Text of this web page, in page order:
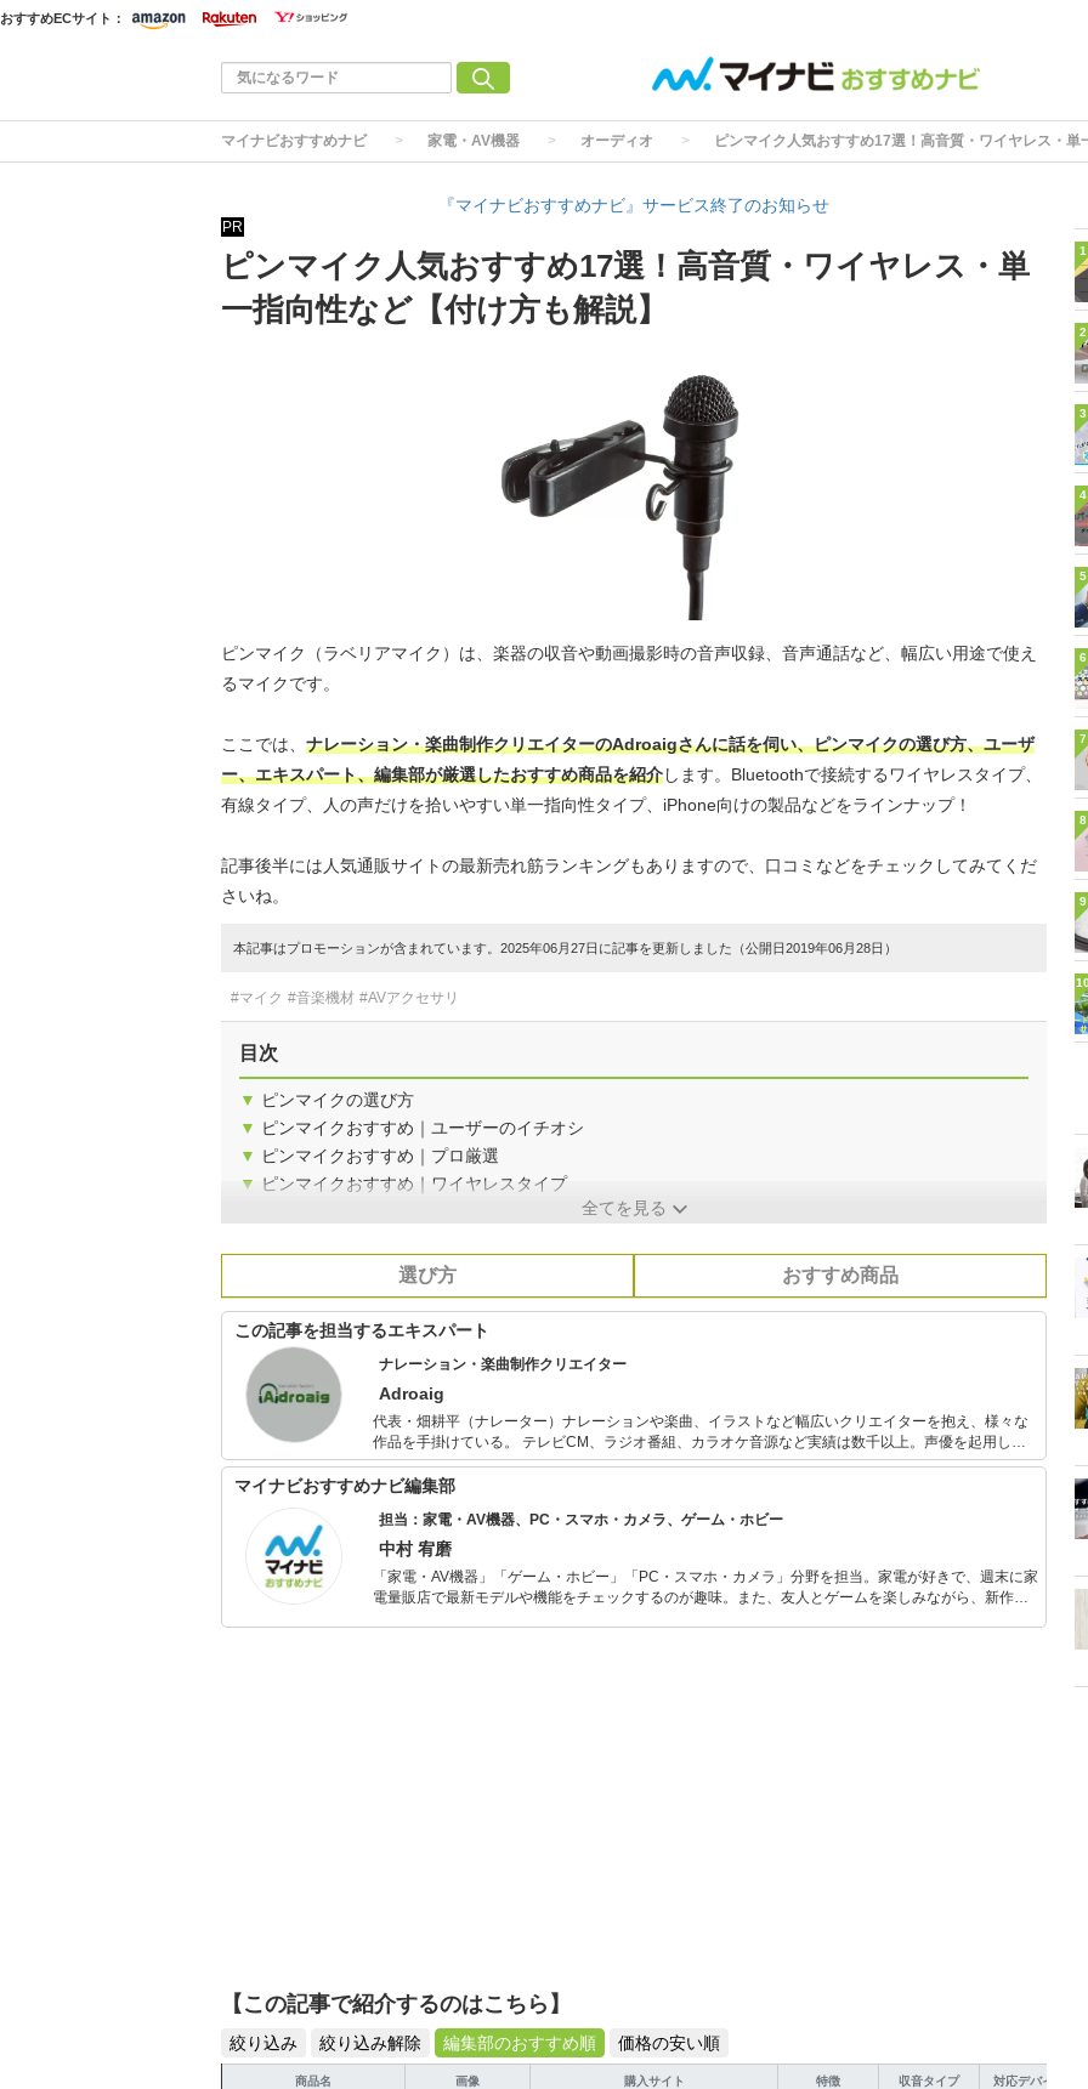
おすすめECサイト：
マイナビおすすめナビ 家電・AV機器 オーディオ ピンマイク人気おすすめ17選！高音質・ワイヤレス・単
『マイナビおすすめナビ』サービス終了のお知らせ
PR
ピンマイク人気おすすめ17選！高音質・ワイヤレス・単
一指向性など【付け方も解説】
ピンマイク（ラベリアマイク）は、楽器の収音や動画撮影時の音声収録、音声通話など、幅広い用途で使え
るマイクです。
ここでは、 ナレーション・楽曲制作クリエイターのAdroaigさんに話を伺い、ピンマイクの選び方、ユーザ
ー、エキスパート、編集部が厳選したおすすめ商品を紹介します。Bluetoothで接続するワイヤレスタイプ、
有線タイプ、人の声だけを拾いやすい単一指向性タイプ、iPhone向けの製品などをラインナップ！
記事後半には人気通販サイトの最新売れ筋ランキングもありますので、口コミなどをチェックしてみてくだ
さいね。
本記事はプロモーションが含まれています。2025年06月27日に記事を更新しました（公開日2019年06月28日）
#マイク #音楽機材 #AVアクセサリ
目次
▼ ピンマイクの選び方
▼ ピンマイクおすすめ｜ユーザーのイチオシ
▼ ピンマイクおすすめ｜プロ厳選
▼ ピンマイクおすすめ｜ワイヤレスタイプ
全てを見る
選び方 おすすめ商品
この記事を担当するエキスパート
ナレーション・楽曲制作クリエイター
Adroaig
代表・畑耕平（ナレーター）ナレーションや楽曲、イラストなど幅広いクリエイターを抱え、様々な
作品を手掛けている。 テレビCM、ラジオ番組、カラオケ音源など実績は数千以上。声優を起用した
ボイスドラマ制作も多数実績あり。 ナレーターやギター、ボーカル講師も多数在籍。旅行会社HISの
CMやBMWディーラーのCMなど、大手企業の案件も多数。
マイナビおすすめナビ編集部
担当：家電・AV機器、PC・スマホ・カメラ、ゲーム・ホビー
中村 宥磨
「家電・AV機器」「ゲーム・ホビー」「PC・スマホ・カメラ」分野を担当。家電が好きで、週末に家
電量販店で最新モデルや機能をチェックするのが趣味。また、友人とゲームを楽しみながら、新作タ
【この記事で紹介するのはこちら】
絞り込み 絞り込み解除 編集部のおすすめ順 価格の安い順
商品名 画像 購入サイト 特徴 収音タイプ 対応デバイス
1
2
3
4
5
6
7
8
9